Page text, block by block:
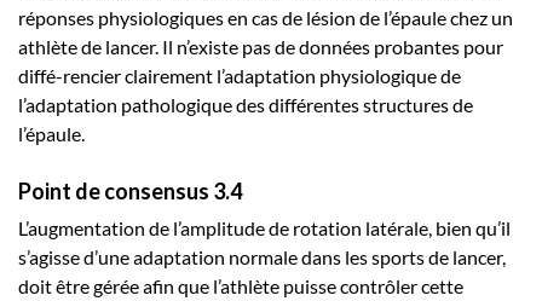
réponses physiologiques en cas de lésion de l’épaule chez un
athlète de lancer. Il n’existe pas de données probantes pour
diffé-rencier clairement l’adaptation physiologique de
l’adaptation pathologique des différentes structures de
l’épaule.
Point de consensus 3.4
L’augmentation de l’amplitude de rotation latérale, bien qu’il
s’agisse d’une adaptation normale dans les sports de lancer,
doit être gérée afin que l’athlète puisse contrôler cette